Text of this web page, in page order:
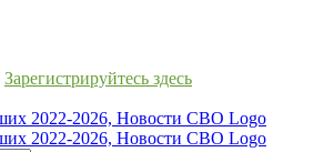
Зарегистрируйтесь здесь